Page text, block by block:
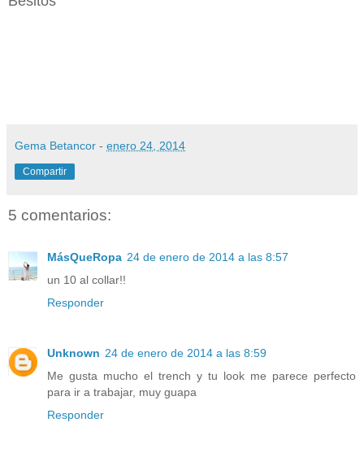
Gema Betancor - enero 24, 2014
Compartir
5 comentarios:
MásQueRopa 24 de enero de 2014 a las 8:57
un 10 al collar!!
Responder
Unknown 24 de enero de 2014 a las 8:59
Me gusta mucho el trench y tu look me parece perfecto
para ir a trabajar, muy guapa
Responder